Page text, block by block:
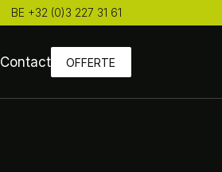
BE +32 (0)3 227 31 61
Contact OFFERTE